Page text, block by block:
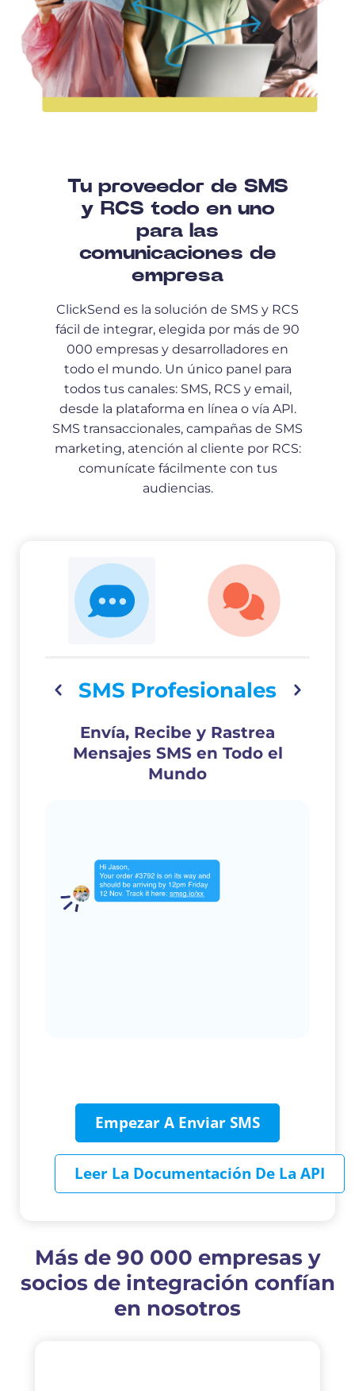
Tu proveedor de SMS
y RCS todo en uno
para las
comunicaciones de
empresa
ClickSend es la solución de SMS y RCS
fácil de integrar, elegida por más de 90
000 empresas y desarrolladores en
todo el mundo. Un único panel para
todos tus canales: SMS, RCS y email,
desde la plataforma en línea o vía API.
SMS transaccionales, campañas de SMS
marketing, atención al cliente por RCS:
comunícate fácilmente con tus
audiencias.
SMS Profesionales
Envía, Recibe y Rastrea
Mensajes SMS en Todo el
Mundo
Empezar A Enviar SMS
Leer La Documentación De La API
Más de 90 000 empresas y
socios de integración confían
en nosotros